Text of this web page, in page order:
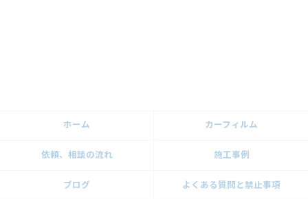
ホーム カーフィルム
依頼、相談の流れ 施工事例
ブログ よくある質問と禁止事項